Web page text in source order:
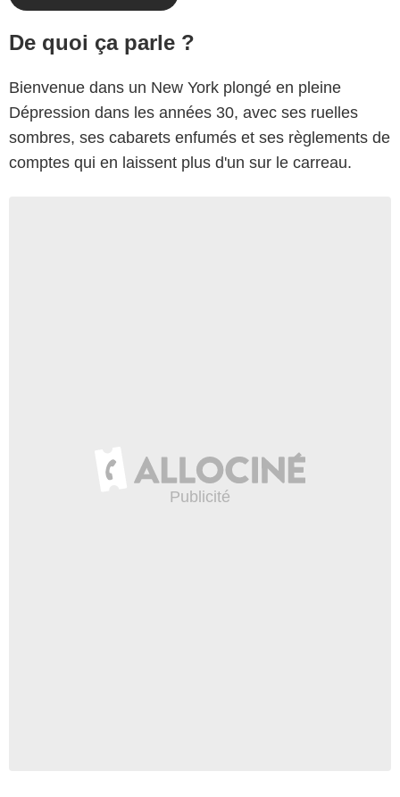
De quoi ça parle ?
Bienvenue dans un New York plongé en pleine
Dépression dans les années 30, avec ses ruelles
sombres, ses cabarets enfumés et ses règlements de
comptes qui en laissent plus d'un sur le carreau.